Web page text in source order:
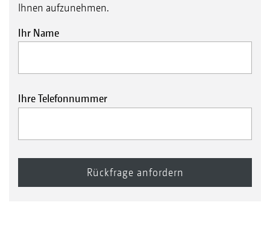
Ihnen aufzunehmen.
Ihr Name
Ihre Telefonnummer